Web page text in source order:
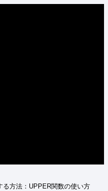
る方法：UPPER関数の使い方